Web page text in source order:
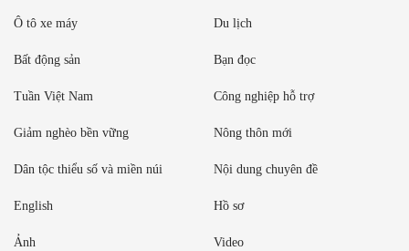
Ô tô xe máy Du lịch
Bất động sản Bạn đọc
Tuần Việt Nam Công nghiệp hỗ trợ
Giảm nghèo bền vững Nông thôn mới
Dân tộc thiểu số và miền núi Nội dung chuyên đề
English Hồ sơ
Ảnh Video